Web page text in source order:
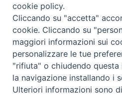
CONTATTI
Piazza Arcivescovado, 1
tel 0544.541655
Per segnalazioni tecniche e
cookie policy.
Cliccando su "accetta"
cookie. Cliccando su
maggiori informazioni sui
personalizzare le tue
"rifiuta" o chiudendo
la navigazione installando i
Ulteriori informazioni sono